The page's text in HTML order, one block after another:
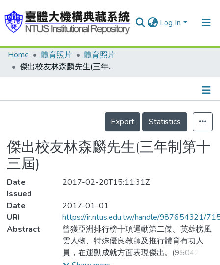
Log In
Communities & Collections
Statistics
Home 體育照片
體育照片
傑出校友林森麟先生(三年制第十三屆)
Details
Export
Statistics
傑出校友林森麟先生(三年制第十
三屆)
Date
Issued
2017-02-20T15:11:31Z
Date
2017-01-01
URI
https://ir.ntus.edu.tw/handle/987654321/
Abstract
曾獲亞洲排行榜十項運動第二傑、英雄榜風
雲人物、特殊優良教師及推行體育有功人
員，在運動成就方面表現傑出。(950426建